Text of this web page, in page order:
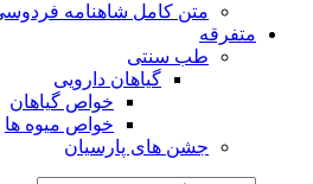
متن کامل شاهنامه
متفرقه
طب سنتی
گیاهان دارویی
خواص گیاهان
خواص میوه ها
جشن های پارسیان